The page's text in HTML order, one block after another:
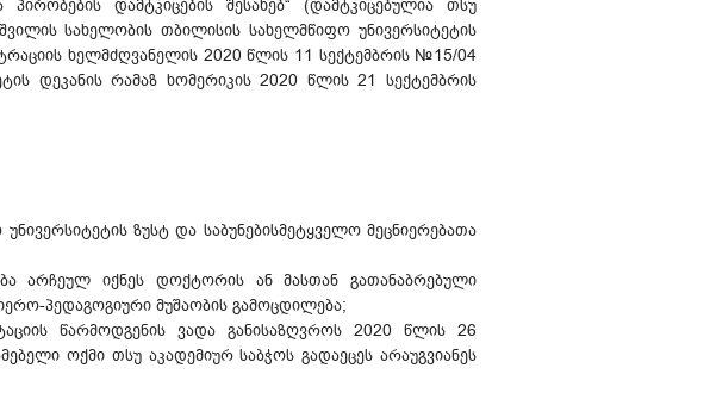
დამტკიცების შესახებ“ (დამტკიცებულია თსუ
სახელობის თბილისის სახელმწიფო უნივერსიტეტის
ხელმძღვანელის 2020 წლის 11 სექტემბრის №15/04
დეკანის რამაზ ხომერიკის 2020 წლის 21 სექტემბრის
ზუსტ და საბუნებისმეტყველო მეცნიერებათა
არჩეულ იქნეს დოქტორის ან მასთან გათანაბრებული
პედაგოგიური მუშაობის გამოცდილება;
წარმოდგენის ვადა განისაზღვროს 2020 წლის 26
ოქმი თსუ აკადემიურ საბჭოს გადაეცეს არაუგვიანეს